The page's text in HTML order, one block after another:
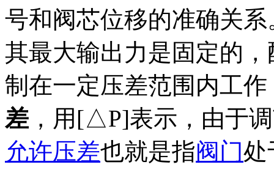
号和阀芯位移的准确关
其最大输出力是固定的
制在一定压差范围内工
差 ，用[△P]表示，由于
允许压差也就是指阀门处